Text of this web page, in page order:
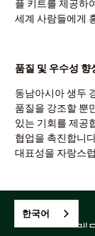
플 키트를 제공하
세계 사람들에게
품질 및 우수성 향
동남아시아 생두
품질을 강조할 뿐
있는 기회를 제공
협업을 촉진합니
대표성을 자랑스
뉴스 레
한국어